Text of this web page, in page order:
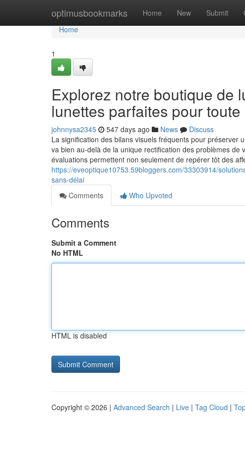
optimusbookmarks Home New Submit
Home
Home
1
Explorez notre boutique de
lunettes parfaites pour
johnnysa2345 547 days ago News
Discuss
La signification des bilans visuels fréquents pour
va bien au-delà de la unique rectification des problèmes
évaluations permettent non seulement de repérer tôt des
https://eveoptique10753.59bloggers.com/33303914/
sans-délai
Comments
Who Upvoted
Comments
Submit a Comment
No HTML
HTML is disabled
Copyright © 2026 | Advanced Search | Live | Tag Cloud |